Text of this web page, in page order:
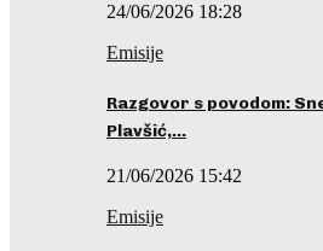
24/06/2026 18:28
Emisije
Razgovor s povodom:
Plavšić,…
21/06/2026 15:42
Emisije